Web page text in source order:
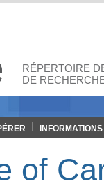
RÉPERTOIRE
DE
INFORMATIONS
of